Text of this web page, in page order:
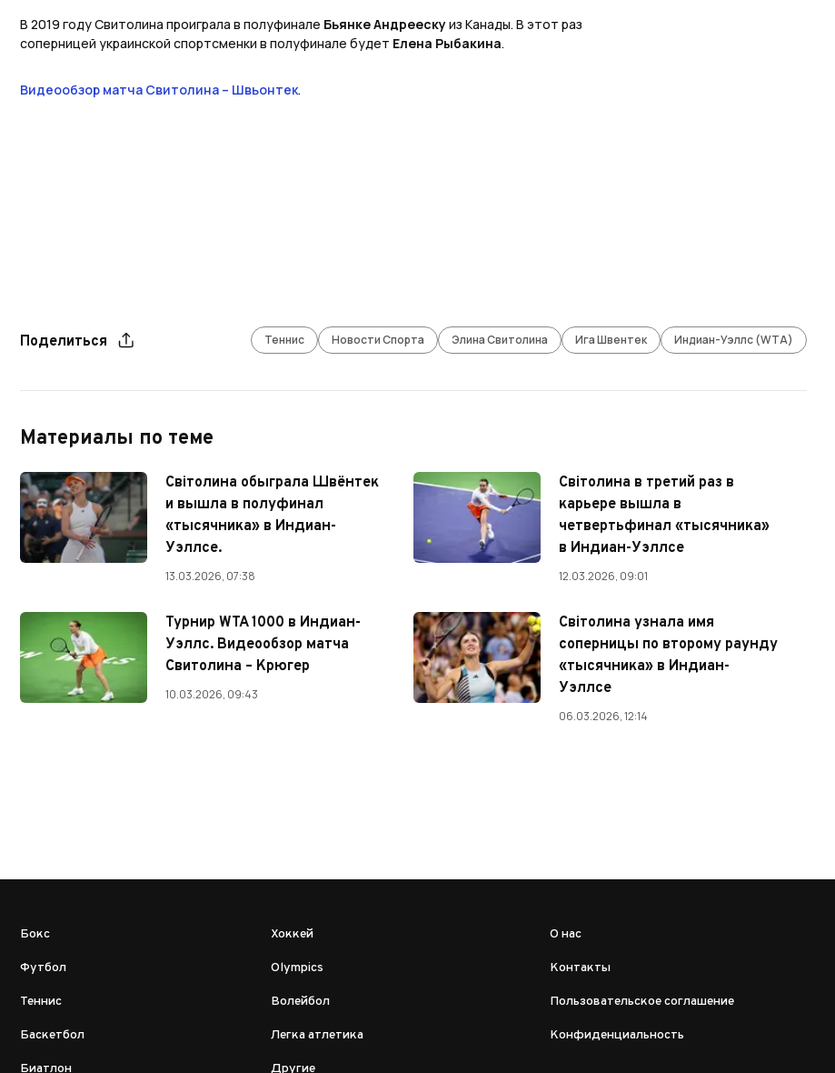
В 2019 году Свитолина проиграла в полуфинале Бьянке Андреескуиз Канады. В этот раз
соперницей украинской спортсменки в полуфинале будет Елена Рыбакина.
Видеообзор матча Свитолина – Швьонтек.
Поделиться Теннис Новости Спорта Элина Свитолина Ига Швентек Индиан-Уэллс (WTA)
Материалы по теме
Світолина обыграла Швёнтек
и вышла в полуфинал
«тысячника» в Индиан-
Уэллсе.
13.03.2026, 07:38
Світолина в третий раз в
карьере вышла в
четвертьфинал «тысячника»
в Индиан-Уэллсе
12.03.2026, 09:01
Турнир WTA 1000 в Индиан-
Уэллс. Видеообзор матча
Свитолина – Крюгер
10.03.2026, 09:43
Світолина узнала имя
соперницы по второму раунду
«тысячника» в Индиан-
Уэллсе
06.03.2026, 12:14
Бокс
Футбол
Теннис
Баскетбол
Биатлон
Хоккей
Olympics
Волейбол
Легка атлетика
Другие
О нас
Контакты
Пользовательское соглашение
Конфиденциальность